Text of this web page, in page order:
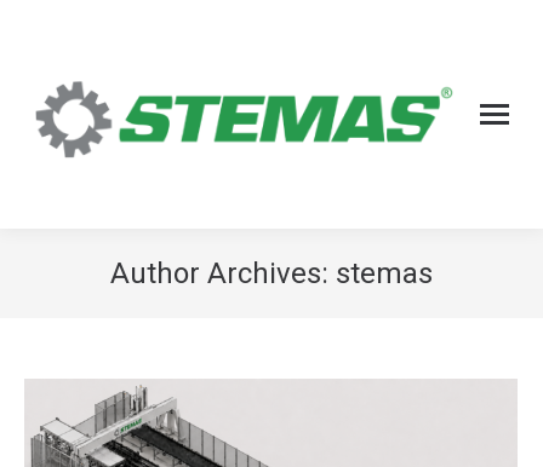
Author Archives: stemas